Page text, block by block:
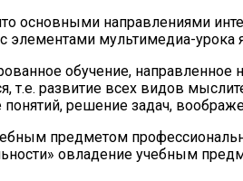
основными направлениями
элементами мультимедиа-урока
обучение, направленное
т.е. развитие всех видов
решение задач,
предметом
овладение учебным